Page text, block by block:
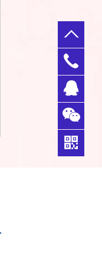
0769-
33356
398
QQ客
服